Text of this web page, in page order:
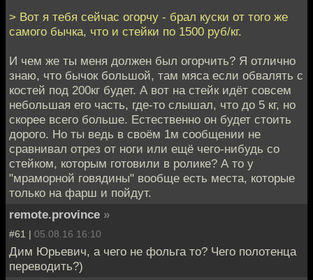
> Вот я тебя сейчас огорчу - брал куски от того же
самого бычка, что и стейки по 1500 руб/кг.
И чем же ты меня должен был огорчить? Я отлично
знаю, что бычок большой, там мяса если обвалять с
костей под 200кг будет. А вот на стейк идёт совсем
небольшая его часть, где-то слышал, что до 5 кг, но
скорее всего больше. Естественно он будет стоить
дорого. Но ты ведь в своём 1м сообщении не
сравнивал отрез от ноги или ещё чего-нибудь со
стейком, которым готовили в ролике? А то у
"мраморной говядины" вообще есть места, которые
только на фарш и пойдут.
remote.province »
#61 | 05.08.16 16:10
Дим Юрьевич, а чего не фольга то? Чего полотенца
переводить?)